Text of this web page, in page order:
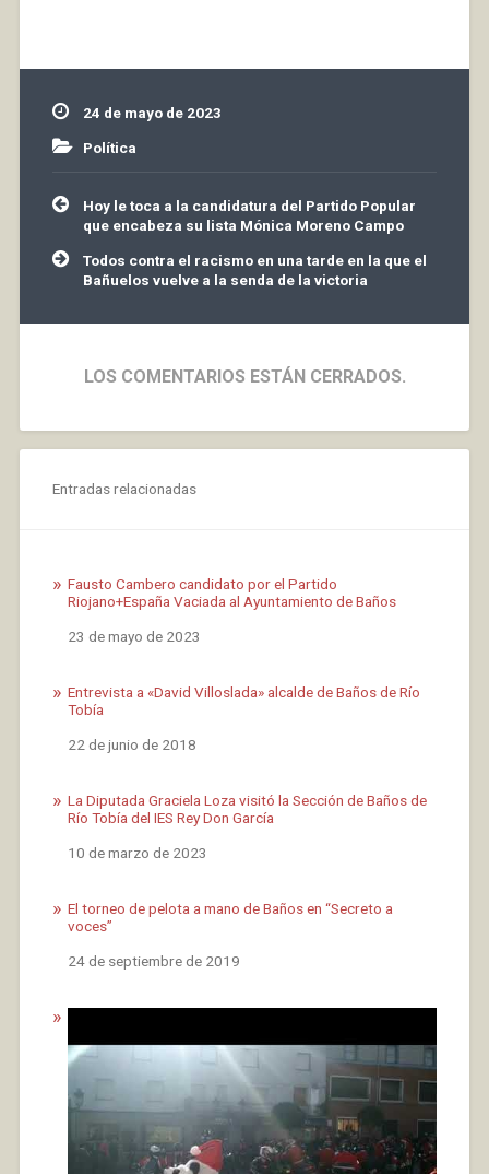
seguramente pronto
comenzarán a tomar
24 de mayo de 2023
Política
Navegación
de
entradas
Hoy le toca a la candidatura del Partido Popular
que encabeza su lista Mónica Moreno Campo
Todos contra el racismo en una tarde en la que el
Bañuelos vuelve a la senda de la victoria
LOS COMENTARIOS ESTÁN CERRADOS.
Entradas relacionadas
Fausto Cambero candidato por el Partido
Riojano+España Vaciada al Ayuntamiento de Baños
Fecha
23 de mayo de 2023
Entrevista a «David Villoslada» alcalde de Baños de Río
Tobía
Fecha
22 de junio de 2018
La Diputada Graciela Loza visitó la Sección de Baños de
Río Tobía del IES Rey Don García
Fecha
10 de marzo de 2023
El torneo de pelota a mano de Baños en “Secreto a
voces”
Fecha
24 de septiembre de 2019